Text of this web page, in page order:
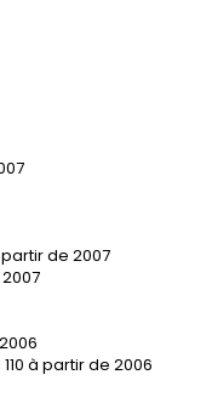
partir de 2007
à partir de 2006